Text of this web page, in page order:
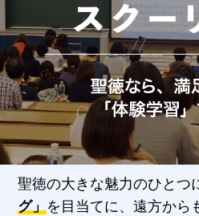
聖徳の大きな魅力のひとつ
グ」 を目当てに、遠方から